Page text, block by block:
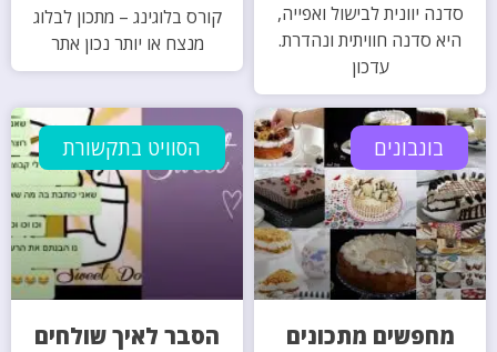
סדנה יוונית לבישול ואפייה,
היא סדנה חוויתית ונהדרת.
עדכון
קורס בלוגינג – מתכון לבלוג
מנצח או יותר נכון אתר
בונבונים
מחפשים מתכונים
הסוויט בתקשורת
הסבר לאיך שולחים